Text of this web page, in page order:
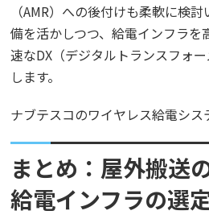
（AMR）への後付けも柔軟に検
備を活かしつつ、給電インフラを
速なDX（デジタルトランスフォ
します。
ナブテスコのワイヤレス給電シス
まとめ：屋外搬送
給電インフラの選